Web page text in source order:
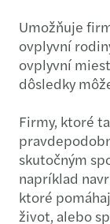
Umožňuje
ovplyvní
ovplyvní
dôsledky
Firmy, ktoré
skutočným
napríklad
ktoré
život, alebo